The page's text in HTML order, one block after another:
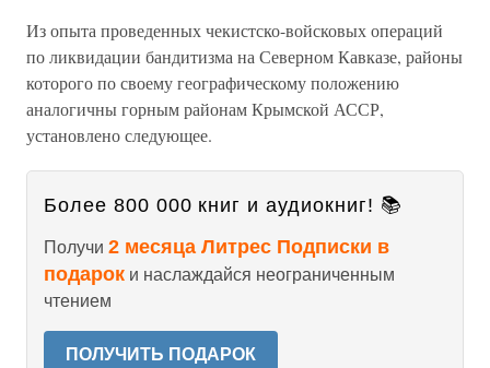
Из опыта проведенных чекистско-войсковых операций
по ликвидации бандитизма на Северном Кавказе, районы
которого по своему географическому положению
аналогичны горным районам Крымской АССР,
установлено следующее.
Более 800 000 книг и аудиокниг! 📚
Получи 2 месяца Литрес Подписки в
подарок и наслаждайся неограниченным
чтением
ПОЛУЧИТЬ ПОДАРОК